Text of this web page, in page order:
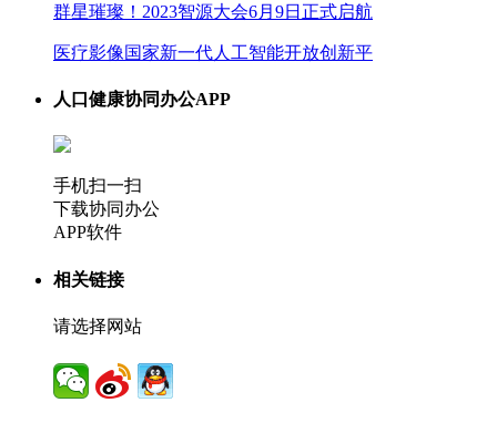
群星璀璨！2023智源大会6月9日正式启航
医疗影像国家新一代人工智能开放创新平
人口健康协同办公APP
手机扫一扫
下载协同办公
APP软件
相关链接
请选择网站